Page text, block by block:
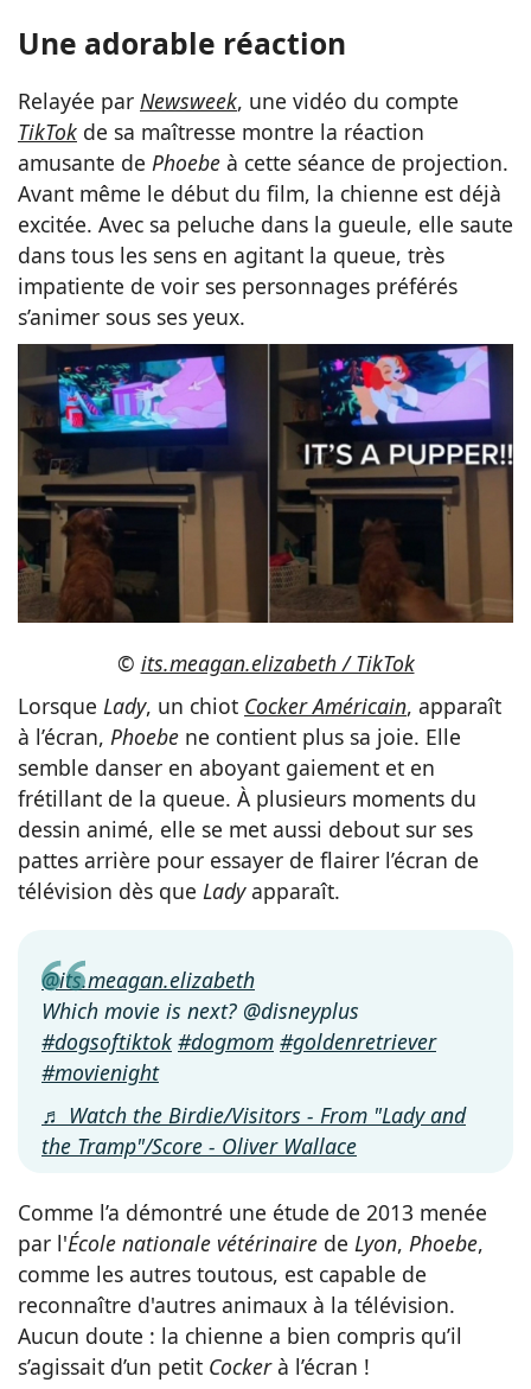
Une adorable réaction
Relayée par Newsweek, une vidéo du compte
TikTok de sa maîtresse montre la réaction
amusante de Phoebe à cette séance de projection.
Avant même le début du film, la chienne est déjà
excitée. Avec sa peluche dans la gueule, elle saute
dans tous les sens en agitant la queue, très
impatiente de voir ses personnages préférés
s’animer sous ses yeux.
© its.meagan.elizabeth / TikTok
Lorsque Lady, un chiot Cocker Américain, apparaît
à l’écran, Phoebe ne contient plus sa joie. Elle
semble danser en aboyant gaiement et en
frétillant de la queue. À plusieurs moments du
dessin animé, elle se met aussi debout sur ses
pattes arrière pour essayer de flairer l’écran de
télévision dès que Ladyapparaît.
@its.meagan.elizabeth
Which movie is next? @disneyplus
#dogsoftiktok #dogmom #goldenretriever
#movienight
♬ Watch the Birdie/Visitors - From "Lady and
the Tramp"/Score - Oliver Wallace
Comme l’a démontré une étude de 2013 menée
par l'École nationale vétérinaire de Lyon, Phoebe,
comme les autres toutous, est capable de
reconnaître d'autres animaux à la télévision.
Aucun doute : la chienne a bien compris qu’il
s’agissait d’un petit Cockerà l’écran !